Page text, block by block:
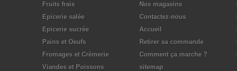
Fruits frais
Epicerie salée
Epicerie sucrée
Pains et Oeufs
Fromages et Crèmerie
Viandes et Poissons
Nos magasins
Contactez-nous
Accueil
Retirer sa commande
Comment ça marche ?
sitemap